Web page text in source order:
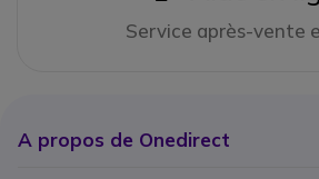
Service après-vente
A propos de Onedirect